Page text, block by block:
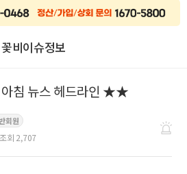
꽃비이슈정보
침 뉴스 헤드라인 ★★
회원
조회 2,707